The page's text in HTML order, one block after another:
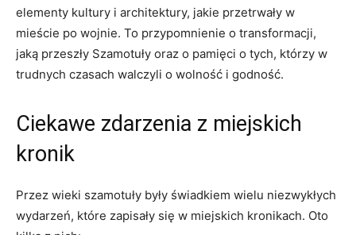
elementy kultury i architektury, jakie przetrwały w
mieście po wojnie. To przypomnienie o transformacji,
jaką przeszły Szamotuły oraz o pamięci o tych, którzy w
trudnych czasach walczyli o wolność i godność.
Ciekawe zdarzenia z miejskich
kronik
Przez wieki szamotuły były świadkiem wielu niezwykłych
wydarzeń, które zapisały się w miejskich kronikach. Oto